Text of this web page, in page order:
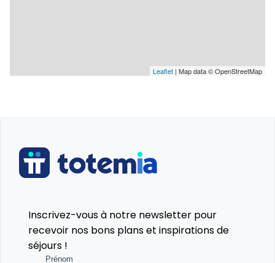
Leaflet | Map data © OpenStreetMap
Inscrivez-vous à notre newsletter pour
recevoir nos bons plans et inspirations de
séjours !